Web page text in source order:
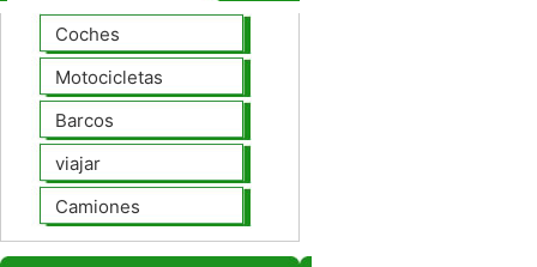
Coches
Motocicletas
Barcos
viajar
Camiones